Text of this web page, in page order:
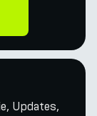
Updates,